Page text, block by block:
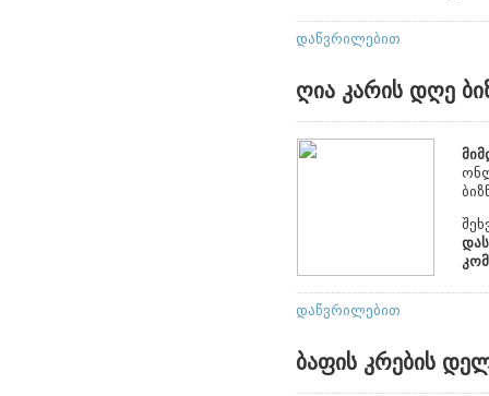
დაწვრილებით
ღია კარის დღე
დაწვრილებით
ბაფის კრების